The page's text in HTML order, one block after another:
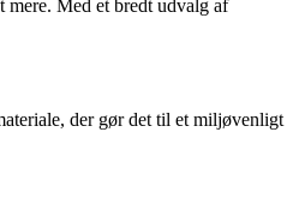
Med et bredt udvalg af
der gør det til et miljøvenligt